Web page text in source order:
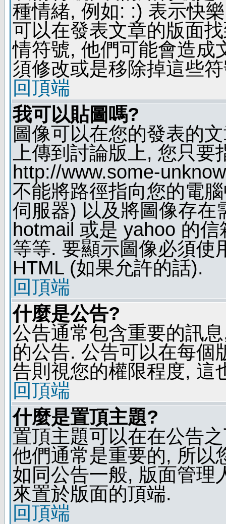
種情緒, 例如: :) 表示快
可以在發表文章的版面
情符號, 他們可能會造成
須修改或是移除掉這些
回頂端
我可以貼圖嗎?
圖像可以在您的發表的
上傳到討論版上, 您只
http://www.some-
不能將路徑指向您的電
伺服器) 以及將圖像存在
hotmail 或是 yahoo 的
等等. 要顯示圖像必須使
HTML (如果允許的話).
回頂端
什麼是公告?
公告通常包含重要的訊
的公告. 公告可以在每個
告則視您的權限程度, 這
回頂端
什麼是置頂主題?
置頂主題可以在在公告
他們通常是重要的, 所以
如同公告一般, 版面管理
來置於版面的頂端.
回頂端